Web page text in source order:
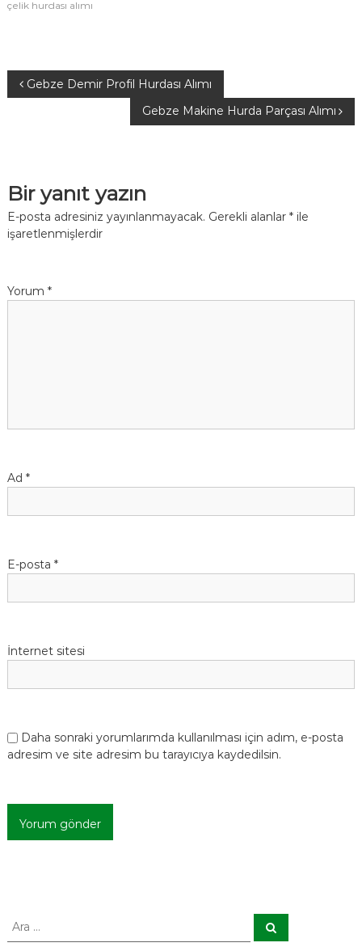
çelik hurdası alımı
Y
ı
g
z
s
i
Gebze Demir Profil Hurdası Alımı
Gebze Makine Hurda Parçası Alımı
Bir yanıt yazın
E-posta adresiniz yayınlanmayacak. Gerekli alanlar *ile
işaretlenmişlerdir
Yorum *
Ad *
E-posta *
İnternet sitesi
Daha sonraki yorumlarımda kullanılması için adım, e-posta
adresim ve site adresim bu tarayıcıya kaydedilsin.
A
r